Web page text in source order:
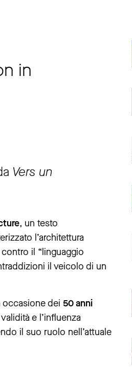
in
Vers un
, un testo
l’architettura
il “linguaggio
il veicolo di un
occasione dei 50 anni
e l’influenza
il suo ruolo nell’attuale